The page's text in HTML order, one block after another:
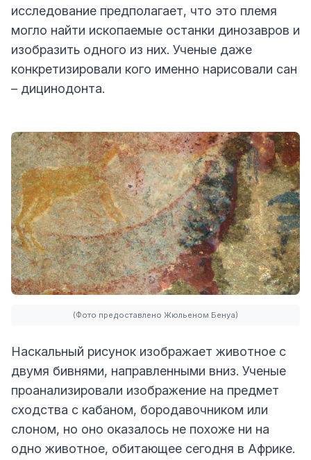
исследование предполагает, что это племя
могло найти ископаемые останки динозавров и
изобразить одного из них. Ученые даже
конкретизировали кого именно нарисовали сан
– дицинодонта.
(Фото предоставлено Жюльеном Бенуа)
Наскальный рисунок изображает животное с
двумя бивнями, направленными вниз. Ученые
проанализировали изображение на предмет
сходства с кабаном, бородавочником или
слоном, но оно оказалось не похоже ни на
одно животное, обитающее сегодня в Африке.